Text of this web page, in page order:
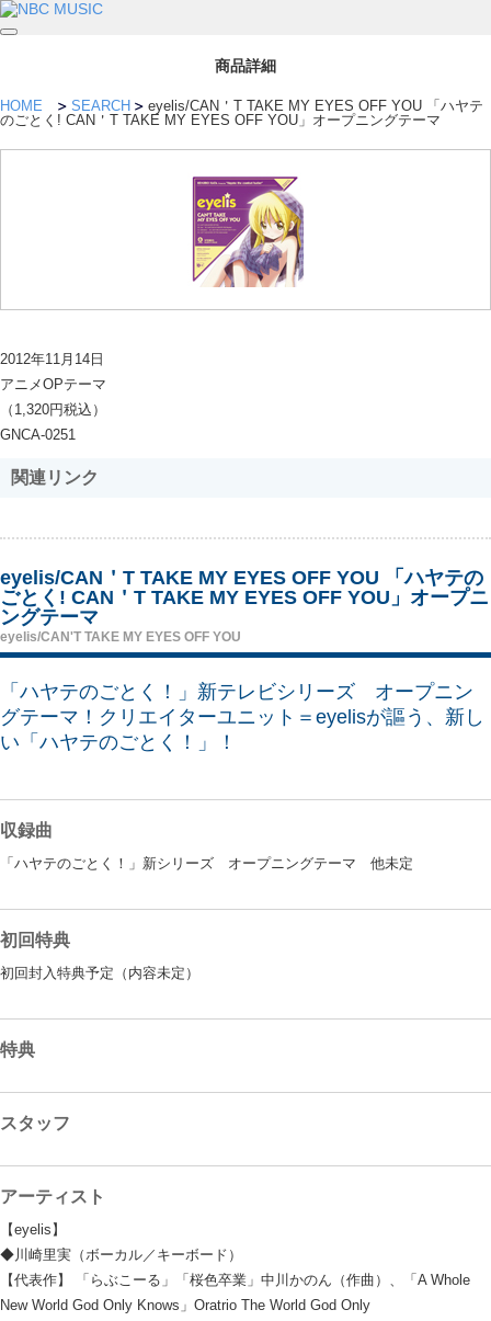
商品詳細
HOME SEARCH
eyelis/CAN＇T TAKE MY EYES OFF YOU 「ハヤテ
のごとく! CAN＇T TAKE MY EYES OFF YOU」オープニングテーマ
2012年11月14日
アニメOPテーマ
（1,320円税込）
GNCA-0251
関連リンク
eyelis/CAN＇T TAKE MY EYES OFF YOU 「ハヤテの
ごとく! CAN＇T TAKE MY EYES OFF YOU」オープニ
ングテーマ
eyelis/CAN'T TAKE MY EYES OFF YOU
「ハヤテのごとく！」新テレビシリーズ オープニン
グテーマ！クリエイターユニット＝eyelisが謳う、新し
い「ハヤテのごとく！」！
収録曲
「ハヤテのごとく！」新シリーズ オープニングテーマ 他未定
初回特典
初回封入特典予定（内容未定）
特典
スタッフ
アーティスト
【eyelis】
◆川崎里実（ボーカル／キーボード）
【代表作】 「らぶこーる」「桜色卒業」中川かのん（作曲）、「A Whole
New World God Only Knows」Oratrio The World God Only